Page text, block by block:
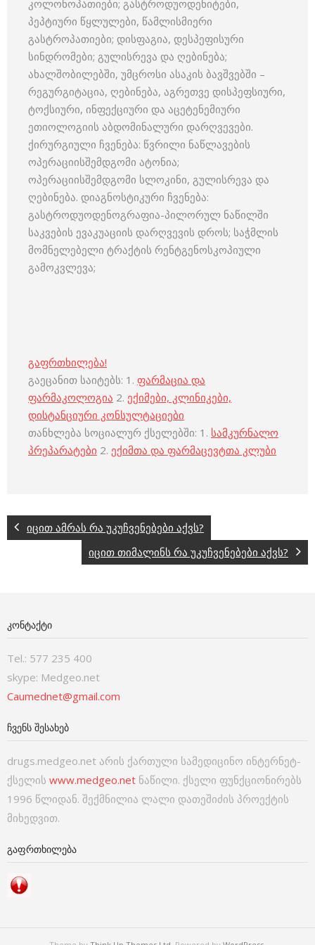
კოლონოპათიები; გასტროდუოდენიტები,
პეპტიური წყლულები, წამლისმიერი
გასტროპათიები; დისფაგია, დესპეფისური
სინდრომები; გულისრევა და ღებინება;
ახალშობილებში, უმცროსი ასაკის ბავშვებში –
რეგურგიტაცია, ღებინება, აგრეთვე დისპეფსიური,
ტოქსიური, ინფექციური და აცეტენემიური
ეთიოლოგიის აბდომინალური დარღვევები.
ქირურგიული ჩვენება: წვრილი ნაწლავების
ოპერაციისშემდგომი ატონია;
ოპერაციისშემდგომი სლოკინი, გულისრევა და
ღებინება. დიაგნოსტიკური ჩვენება:
გასტროდუოდენოგრაფია-პილორულ ნაწილში
საკვების ევაკუაციის დარღვევის დროს; საჭმლის
მომნელებელი ტრაქტის რენტგენოსკოპიული
გამოკვლევა;
გაფრთხილება!
გაეცანით საიტებს: 1. ფარმაცია და
ფარმაკოლოგია 2. ექიმები, კლინიკები,
დისტანციური კონსულტაციები
თანხლება სოციალურ ქსელებში: 1. სამკურნალო
პრეპარატები 2. ექიმთა და ფარმაცევტთა კლუბი
იცით ამრას რა უკუჩვენებები აქვს?
იცით თიმალინს რა უკუჩვენებები აქვს?
ᲙᲝᲜᲢᲐᲥᲢᲘ
Tel.: 577 235 400
skype: Medgeo.net
Caumednet@gmail.com
ᲩᲕᲔᲜᲡ ᲨᲔᲡᲐᲮᲔᲑ
drugs.medgeo.net არის ქართული სამედიცინო ინტერნეტ-
ქსელის www.medgeo.net ნაწილი. ქსელი ფუნქციონირებს
1996 წლიდან. შექმნილია ლალი დათეშიძის პროექტის
მიხედვით.
ᲒᲐᲤᲠᲗᲮᲘᲚᲔᲑᲐ